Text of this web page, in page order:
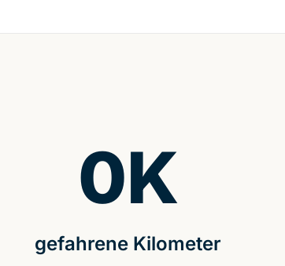
gefahrene Kilometer
0K